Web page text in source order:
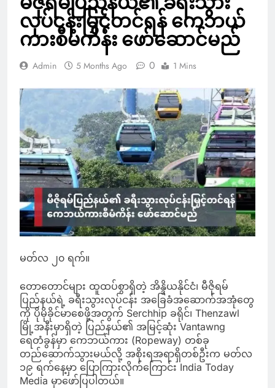
လုပ်ငန်းမြှင့်တင်ရန် ကေဘယ်
ကားစီမံကိန်း ဖော်ဆောင်မည်
Admin 5 Months Ago 0 1 Mins
မတ်လ ၂၀ ရက်။
တောတောင်များ ထူထပ်စွာရှိတဲ့ အိန္ဒိယနိုင်ငံ၊ မီဇိုရမ်
ပြည်နယ်ရဲ့ ခရီးသွားလုပ်ငန်း အခြေခံအဆောက်အအုံတွေ
ကို ပိုမိုခိုင်မာစေဖို့အတွက် Serchhip ခရိုင်၊ Thenzawl
မြို့အနီးမှာရှိတဲ့ ပြည်နယ်၏ အမြင့်ဆုံး Vantawng
ရေတံခွန်မှာ ကေဘယ်ကား (Ropeway) တစ်ခု
တည်ဆောက်သွားမယ်လို့ အစိုးရအရာရှိတစ်ဦးက မတ်လ
၁၉ ရက်နေ့မှာ ပြောကြားလိုက်ကြောင်း India Today
Media မှာဖော်ပြပါတယ်။